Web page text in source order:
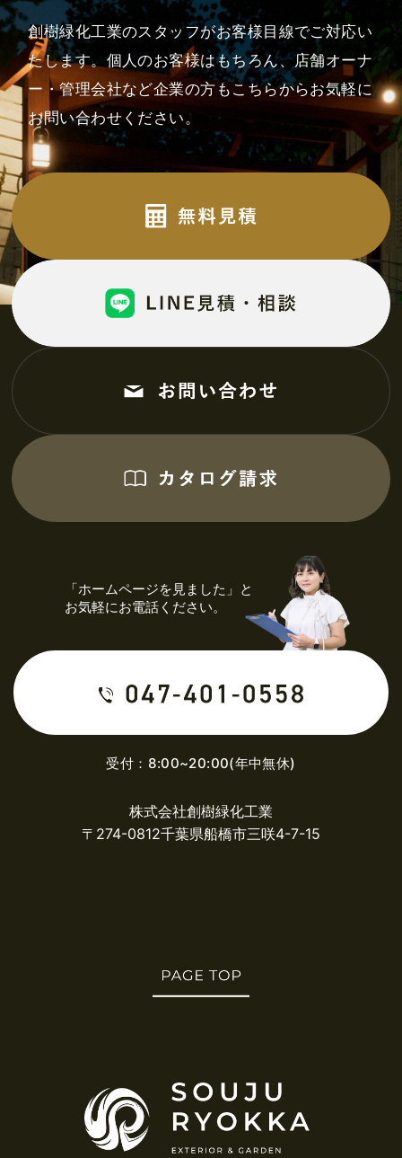
創樹緑化工業のスタッフがお客様目線でご対応い
たします。個人のお客様はもちろん、店舗オーナ
ー・管理会社など企業の方もこちらからお気軽に
お問い合わせください。
「ホームページを見ました」と
お気軽にお電話ください。
受付：8:00~20:00(年中無休)
株式会社創樹緑化工業
〒274-0812千葉県船橋市三咲4-7-15